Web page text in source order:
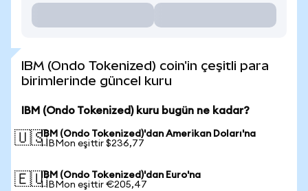
IBM (Ondo Tokenized) coin'in çeşitli para
birimlerinde güncel kuru
IBM (Ondo Tokenized) kuru bugün ne kadar?
🇺🇸IBM (Ondo Tokenized)'dan Amerikan Doları'na
1 IBMon eşittir $236,77
🇪🇺IBM (Ondo Tokenized)'dan Euro'na
1 IBMon eşittir €205,47